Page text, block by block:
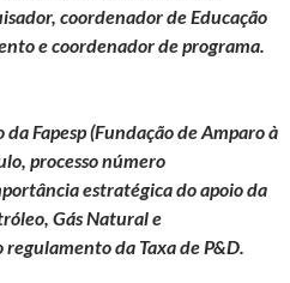
coordenador de Educação
e coordenador de programa.
Fapesp (Fundação de Amparo à
processo número
estratégica do apoio da
Gás Natural e
da Taxa de P&D.